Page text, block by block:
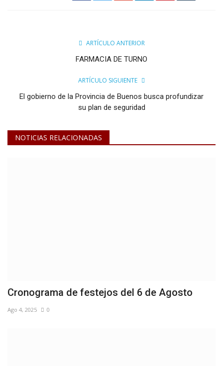
ARTÍCULO ANTERIOR
FARMACIA DE TURNO
ARTÍCULO SIGUIENTE
El gobierno de la Provincia de Buenos busca profundizar
su plan de seguridad
NOTICIAS RELACIONADAS
Cronograma de festejos del 6 de Agosto
Ago 4, 2025 0